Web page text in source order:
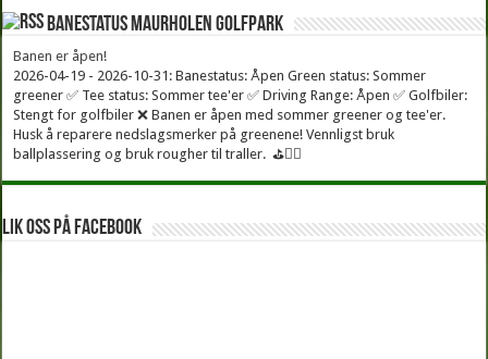
Banestatus Maurholen Golfpark
Banen er åpen!
2026-04-19 - 2026-10-31: Banestatus: Åpen Green status: Sommer
greener ✅ Tee status: Sommer tee'er ✅ Driving Range: Åpen ✅ Golfbiler:
Stengt for golfbiler ❌ Banen er åpen med sommer greener og tee'er.
Husk å reparere nedslagsmerker på greenene! Vennligst bruk
ballplassering og bruk rougher til traller. ⛳🏌️‍♂
Lik oss på facebook